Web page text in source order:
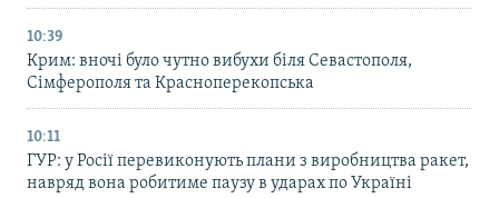
10:39
Крим: вночі було чутно вибухи біля Севастополя,
Сімферополя та Красноперекопська
10:11
ГУР: у Росії перевиконують плани з виробництва ракет,
навряд вона робитиме паузу в ударах по Україні